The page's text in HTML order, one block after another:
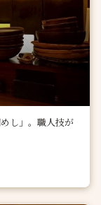
し」。職人技が